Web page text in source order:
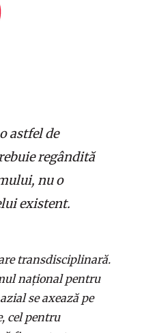
astfel de
regândită
nu o
existent.
transdisciplinară.
național pentru
se axează pe
cel pentru